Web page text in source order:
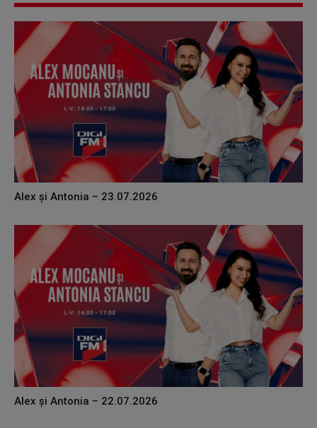
Alex și Antonia – 23.07.2026
Alex și Antonia – 22.07.2026